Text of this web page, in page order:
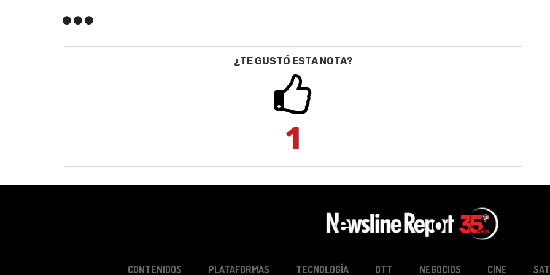
¿TE GUSTÓ ESTA NOTA?
1
CONTENIDOS PLATAFORMAS TECNOLOGÍA OTT NEGOCIOS CINE